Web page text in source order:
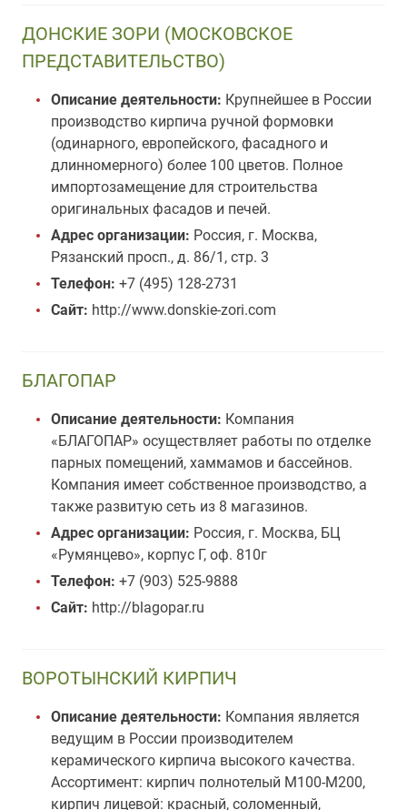
ДОНСКИЕ ЗОРИ (МОСКОВСКОЕ
ПРЕДСТАВИТЕЛЬСТВО)
Описание деятельности: Крупнейшее в России
производство кирпича ручной формовки
(одинарного, европейского, фасадного и
длинномерного) более 100 цветов. Полное
импортозамещение для строительства
оригинальных фасадов и печей.
Адрес организации: Россия, г. Москва,
Рязанский просп., д. 86/1, стр. 3
Телефон: +7 (495) 128-2731
Сайт: http://www.donskie-zori.com
БЛАГОПАР
Описание деятельности: Компания
«БЛАГОПАР» осуществляет работы по отделке
парных помещений, хаммамов и бассейнов.
Компания имеет собственное производство, а
также развитую сеть из 8 магазинов.
Адрес организации: Россия, г. Москва, БЦ
«Румянцево», корпус Г, оф. 810г
Телефон: +7 (903) 525-9888
Сайт: http://blagopar.ru
ВОРОТЫНСКИЙ КИРПИЧ
Описание деятельности: Компания является
ведущим в России производителем
керамического кирпича высокого качества.
Ассортимент: кирпич полнотелый М100-М200,
кирпич лицевой: красный, соломенный,